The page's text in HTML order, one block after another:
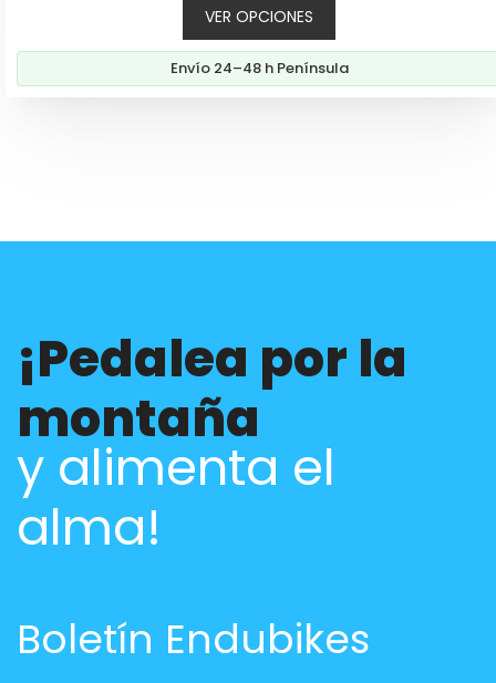
VER OPCIONES
Envío 24–48 h Península
¡Pedalea por la
montaña
y alimenta el
alma!
Boletín Endubikes